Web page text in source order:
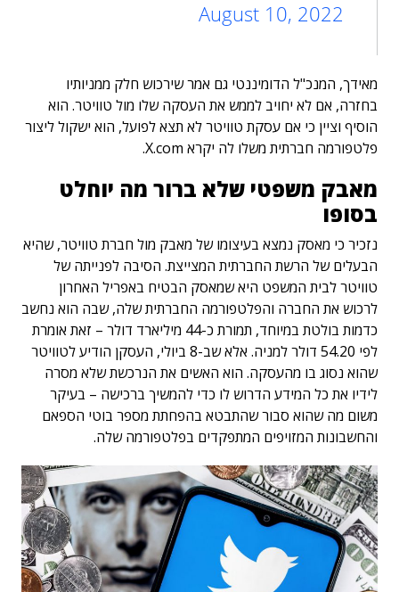
August 10, 2022
מאידך, המנכ"ל הדומיננטי גם אמר שירכוש חלק ממניותיו
בחזרה, אם לא יחויב לממש את העסקה שלו מול טוויטר. הוא
הוסיף וציין כי אם עסקת טוויטר לא תצא לפועל, הוא ישקול ליצור
פלטפורמה חברתית משלו לה יקרא X.com.
מאבק משפטי שלא ברור מה יוחלט
בסופו
נזכיר כי מאסק נמצא בעיצומו של מאבק מול חברת טוויטר, שהיא
הבעלים של הרשת החברתית המצייצת. הסיבה לפנייתה של
טוויטר לבית המשפט היא שמאסק הבטיח באפריל האחרון
לרכוש את החברה והפלטפורמה החברתית שלה, שבה הוא נחשב
כדמות בולטת במיוחד, תמורת כ-44 מיליארד דולר – זאת אומרת
לפי 54.20 דולר למניה. אלא שב-8 ביולי, העסקן הודיע לטוויטר
שהוא נסוג בו מהעסקה. הוא האשים את הנרכשת שלא מסרה
לידיו את כל המידע הדרוש לו כדי להמשיך ברכישה – בעיקר
משום מה שהוא סבור שהתבטא בהפחתת מספר בוטי הספאם
והחשבונות המזויפים המתפקדים בפלטפורמה שלה.